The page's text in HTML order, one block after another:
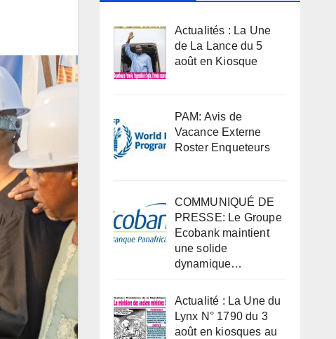
Actualités : La Une
de La Lance du 5
août en Kiosque
PAM: Avis de
Vacance Externe
Roster Enqueteurs
COMMUNIQUÉ DE
PRESSE: Le Groupe
Ecobank maintient
une solide
dynamique…
Actualité : La Une du
Lynx N° 1790 du 3
août en kiosques au